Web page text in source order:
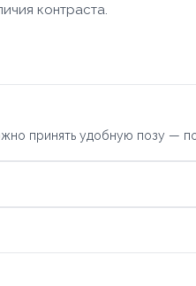
контраста.
принять удобную позу —